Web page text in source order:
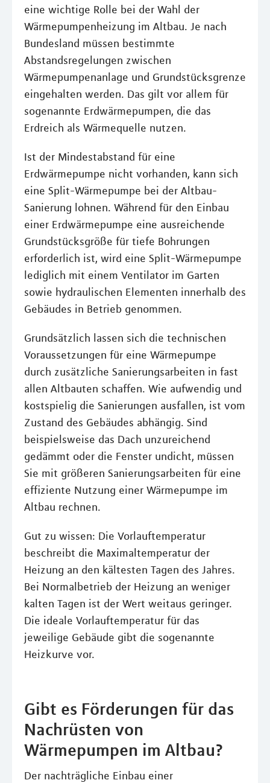
eine wichtige Rolle bei der Wahl der
Wärmepumpenheizung im Altbau. Je nach
Bundesland müssen bestimmte
Abstandsregelungen zwischen
Wärmepumpenanlage und Grundstücksgrenze
eingehalten werden. Das gilt vor allem für
sogenannte Erdwärmepumpen, die das
Erdreich als Wärmequelle nutzen.
Ist der Mindestabstand für eine
Erdwärmepumpe nicht vorhanden, kann sich
eine Split-Wärmepumpe bei der Altbau-
Sanierung lohnen. Während für den Einbau
einer Erdwärmepumpe eine ausreichende
Grundstücksgröße für tiefe Bohrungen
erforderlich ist, wird eine Split-Wärmepumpe
lediglich mit einem Ventilator im Garten
sowie hydraulischen Elementen innerhalb des
Gebäudes in Betrieb genommen.
Grundsätzlich lassen sich die technischen
Voraussetzungen für eine Wärmepumpe
durch zusätzliche Sanierungsarbeiten in fast
allen Altbauten schaffen. Wie aufwendig und
kostspielig die Sanierungen ausfallen, ist vom
Zustand des Gebäudes abhängig. Sind
beispielsweise das Dach unzureichend
gedämmt oder die Fenster undicht, müssen
Sie mit größeren Sanierungsarbeiten für eine
effiziente Nutzung einer Wärmepumpe im
Altbau rechnen.
Gut zu wissen: Die Vorlauftemperatur
beschreibt die Maximaltemperatur der
Heizung an den kältesten Tagen des Jahres.
Bei Normalbetrieb der Heizung an weniger
kalten Tagen ist der Wert weitaus geringer.
Die ideale Vorlauftemperatur für das
jeweilige Gebäude gibt die sogenannte
Heizkurve vor.
Gibt es Förderungen für das
Nachrüsten von
Wärmepumpen im Altbau?
Der nachträgliche Einbau einer